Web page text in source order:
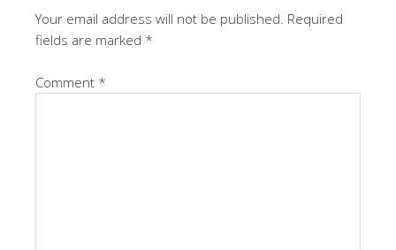
Your email address will not be published. Required
fields are marked *
Comment *